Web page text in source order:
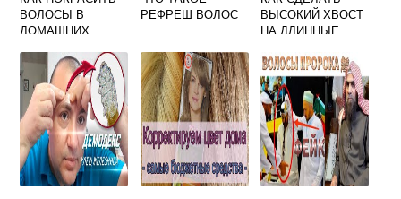
ВОЛОСЫ В
ДОМАШНИХ
ВИДЕО
РЕФРЕШ ВОЛОС
ВЫСОКИЙ ХВОСТ
НА ДЛИННЫЕ
ПЕТУХОВ